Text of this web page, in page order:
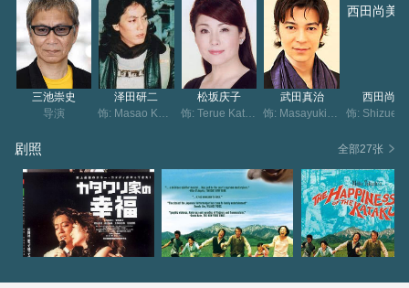
在房间内离奇死亡。为了保住旅馆，一家人决定将尸体偷偷埋
掉。但不久又有客人死在这里，接二连三的死亡和随之发生的
离奇事件让全家疲惫不堪。“白色恋人”的未来如何？一家人能否
继续团结在一起呢？
三池崇史
导演
泽田研二
松坂庆子
饰: Terue Katakuri
武田真治
西田尚美
剧照 全部27张